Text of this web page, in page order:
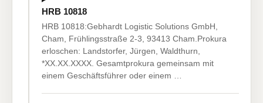
HRB 10818
HRB 10818:Gebhardt Logistic Solutions GmbH,
Cham, Frühlingsstraße 2-3, 93413 Cham.Prokura
erloschen: Landstorfer, Jürgen, Waldthurn,
*XX.XX.XXXX. Gesamtprokura gemeinsam mit
einem Geschäftsführer oder einem …